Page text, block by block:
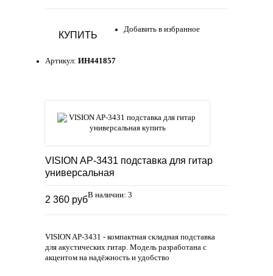
КУПИТЬ
Добавить в избранное
Артикул: ИН441857
VISION AP-3431 подставка для гитар
универсальная
2 360 рубВ наличии: 3
VISION AP‑3431 - компактная складная подставка
для акустических гитар. Модель разработана с
акцентом на надёжность и удобство